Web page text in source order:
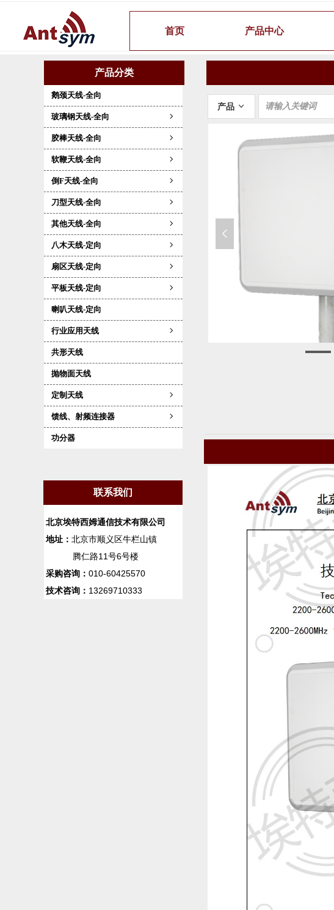
首页 产品中心
鹅颈天线-全向
ꁇ
玻璃钢天线-全向
ꁇ
胶棒天线-全向
ꁇ
软鞭天线-全向
ꁇ
倒F天线-全向
ꁇ
刀型天线-全向
ꁇ
其他天线-全向
ꁇ
八木天线-定向
ꁇ
扇区天线-定向
ꁇ
平板天线-定向
喇叭天线-定向
ꁇ
行业应用天线
共形天线
抛物面天线
ꁇ
定制天线
ꁇ
馈线、射频连接器
功分器
产品分类
联系我们
北京埃特西姆通信技术有限公司
地址： 北京市顺义区牛栏山镇
腾仁路11号6号楼
采购咨询： 010-60425570
技术咨询： 13269710333
넳
产品 ꀁ